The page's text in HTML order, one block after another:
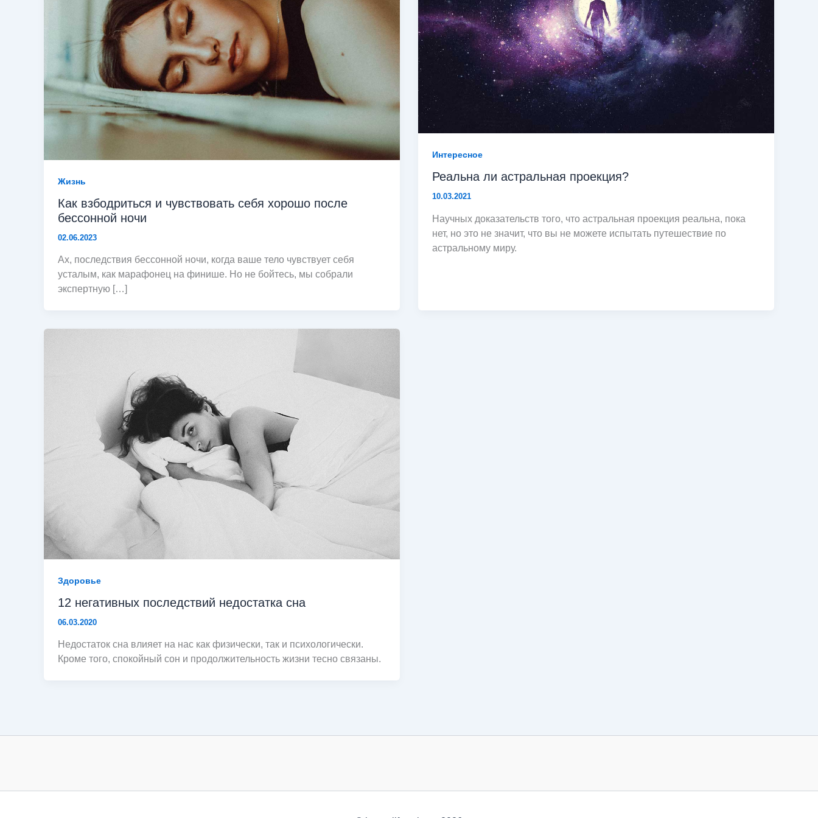
Жизнь
Как взбодриться и чувствовать себя хорошо после
бессонной ночи
02.06.2023
Ах, последствия бессонной ночи, когда ваше тело чувствует себя
усталым, как марафонец на финише. Но не бойтесь, мы собрали
экспертную […]
Интересное
Реальна ли астральная проекция?
10.03.2021
Научных доказательств того, что астральная проекция реальна, пока
нет, но это не значит, что вы не можете испытать путешествие по
астральному миру.
Здоровье
12 негативных последствий недостатка сна
06.03.2020
Недостаток сна влияет на нас как физически, так и психологически.
Кроме того, спокойный сон и продолжительность жизни тесно связаны.